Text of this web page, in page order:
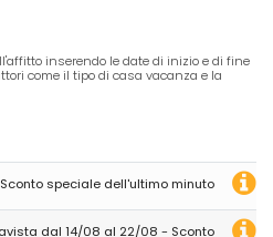
inserendo le date di inizio e di fine
come il tipo di casa vacanza e la
Sconto speciale dell'ultimo minuto
dal 14/08 al 22/08 - Sconto